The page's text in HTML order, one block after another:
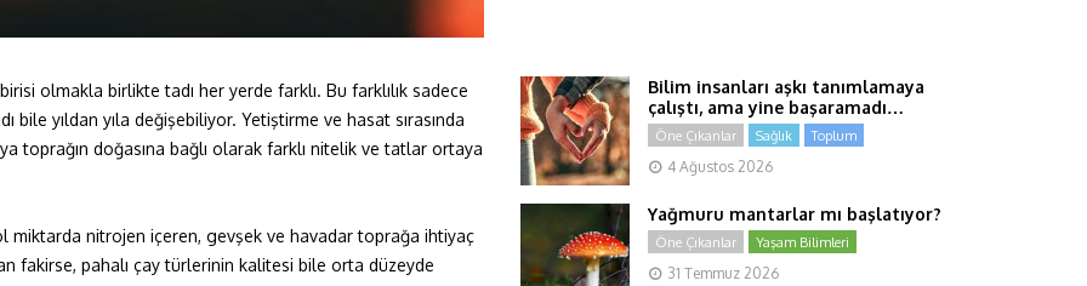
olmakla birlikte tadı her yerde farklı. Bu farklılık sadece
bile yıldan yıla değişebiliyor. Yetiştirme ve hasat sırasında
toprağın doğasına bağlı olarak farklı nitelik ve tatlar ortaya
miktarda nitrojen içeren, gevşek ve havadar toprağa ihtiyaç
fakirse, pahalı çay türlerinin kalitesi bile orta düzeyde
Bilim insanları aşkı tanımlamaya
çalıştı, ama yine başaramadı…
Öne Çıkanlar Sağlık Toplum
4 Ağustos 2026
Yağmuru mantarlar mı başlatıyor?
Öne Çıkanlar Yaşam Bilimleri
31 Temmuz 2026